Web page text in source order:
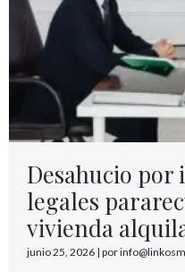
Desahucio por
legales
vivienda
junio 25, 2026 | por